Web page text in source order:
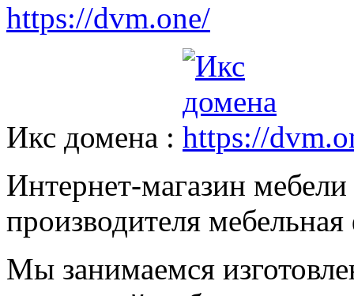
https://dvm.one/
Икс домена :
Интернет-магазин
производителя
Мы занимаемся